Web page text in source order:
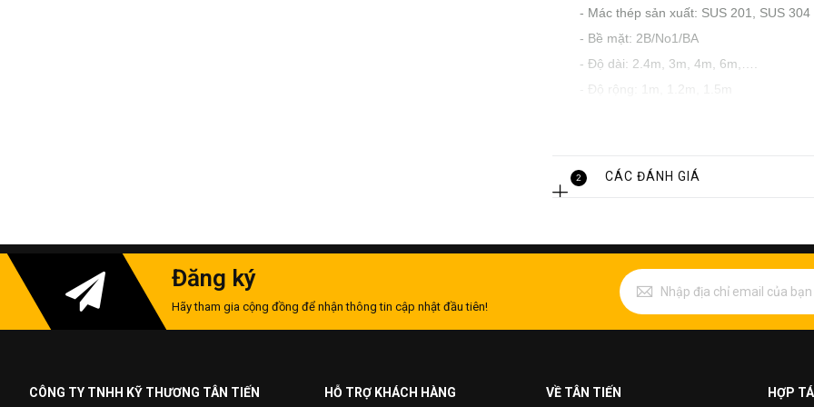
- Mác thép sản xuất: SUS 201, SUS 304
- Bề mặt: 2B/No1/BA
- Độ dài: 2.4m, 3m, 4m, 6m,….
- Độ rộng: 1m, 1.2m, 1.5m
Một sốmẫu tấm inox chống trượt
2 CÁC ĐÁNH GIÁ
Đăng ký
Hãy tham gia cộng đồng để nhận thông tin cập nhật đầu tiên!
CÔNG TY TNHH KỸ THƯƠNG TÂN TIẾN HỖ TRỢ KHÁCH HÀNG VỀ TÂN TIẾN HỢP